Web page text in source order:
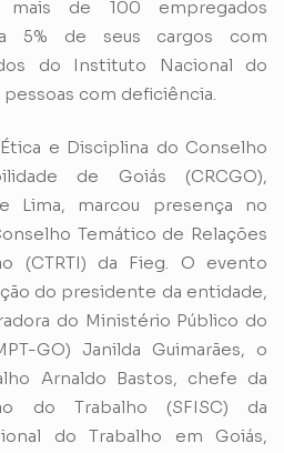
de 100 empregados
5% de seus cargos com
do Instituto Nacional do
pessoas com deficiência.
e Disciplina do Conselho
de Goiás (CRCGO),
Lima, marcou presença no
Temático de Relações
(CTRTI) da Fieg. O evento
do presidente da entidade,
do Ministério Público do
GO) Janilda Guimarães, o
Arnaldo Bastos, chefe da
do Trabalho (SFISC) da
do Trabalho em Goiás,